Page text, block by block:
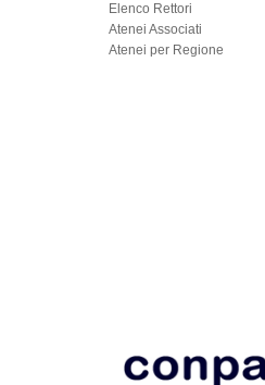
Elenco Rettori
Atenei Associati
Atenei per Regione